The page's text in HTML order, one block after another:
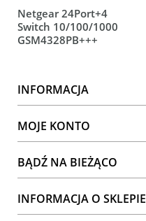
Netgear 24Port+4
Switch 10/100/1000
GSM4328PB+++
INFORMACJA
MOJE KONTO
BĄDŹ NA BIEŻĄCO
INFORMACJA O SKLEPIE